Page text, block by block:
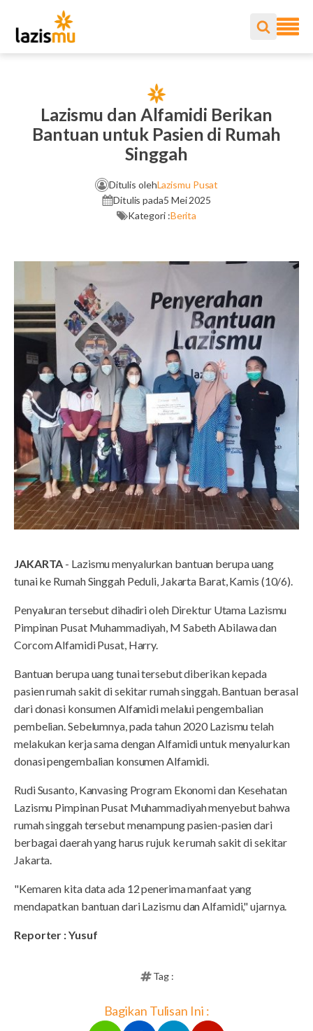
Lazismu dan Alfamidi Berikan
Bantuan untuk Pasien di Rumah
Singgah
Ditulis olehLazismu Pusat
Ditulis pada5 Mei 2025
Kategori :Berita
JAKARTA - Lazismu menyalurkan bantuan berupa uang
tunai ke Rumah Singgah Peduli, Jakarta Barat, Kamis (10/6).
Penyaluran tersebut dihadiri oleh Direktur Utama Lazismu
Pimpinan Pusat Muhammadiyah, M Sabeth Abilawa dan
Corcom Alfamidi Pusat, Harry.
Bantuan berupa uang tunai tersebut diberikan kepada
pasien rumah sakit di sekitar rumah singgah. Bantuan berasal
dari donasi konsumen Alfamidi melalui pengembalian
pembelian. Sebelumnya, pada tahun 2020 Lazismu telah
melakukan kerja sama dengan Alfamidi untuk menyalurkan
donasi pengembalian konsumen Alfamidi.
Rudi Susanto, Kanvasing Program Ekonomi dan Kesehatan
Lazismu Pimpinan Pusat Muhammadiyah menyebut bahwa
rumah singgah tersebut menampung pasien-pasien dari
berbagai daerah yang harus rujuk ke rumah sakit di sekitar
Jakarta.
"Kemaren kita data ada 12 penerima manfaat yang
mendapatkan bantuan dari Lazismu dan Alfamidi," ujarnya.
Reporter : Yusuf
Tag :
Bagikan Tulisan Ini :